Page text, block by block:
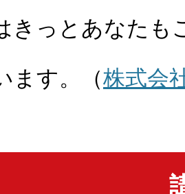
きっとあなたも
ます。（株式会